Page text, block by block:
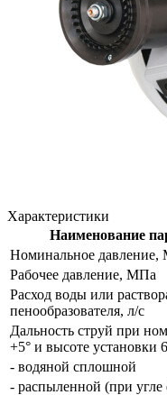
Характеристики
Наименование
Номинальное
Рабочее давление, МПа
Расход воды или
пенообразователя, л/с
Дальность струй при
+5° и высоте установки
- водяной сплошной
- распыленной (при угле